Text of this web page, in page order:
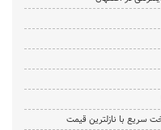
سریع با نازلترین قیمت